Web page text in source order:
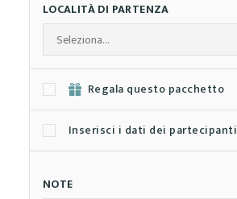
LOCALITÀ DI PARTENZA
Regala questo pacchetto
Inserisci i dati dei partecipanti
NOTE